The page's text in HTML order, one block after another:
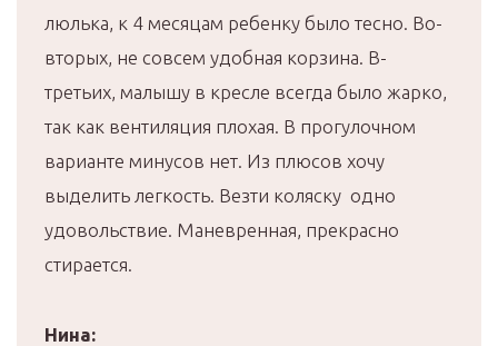
люлька, к 4 месяцам ребенку было тесно. Во-
вторых, не совсем удобная корзина. В-
третьих, малышу в кресле всегда было жарко,
так как вентиляция плохая. В прогулочном
варианте минусов нет. Из плюсов хочу
выделить легкость. Везти коляску одно
удовольствие. Маневренная, прекрасно
стирается.
Нина: